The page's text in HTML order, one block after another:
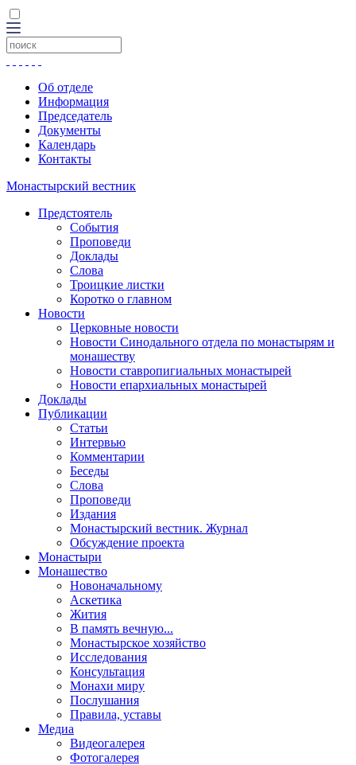
Об отделе
Информация
Председатель
Документы
Календарь
Контакты
Монастырский вестник
Предстоятель
События
Проповеди
Доклады
Слова
Троицкие листки
Коротко о главном
Новости
Церковные новости
Новости Синодального отдела по монастырям и
монашеству
Новости ставропигиальных монастырей
Новости епархиальных монастырей
Доклады
Публикации
Статьи
Интервью
Комментарии
Беседы
Слова
Проповеди
Издания
Монастырский вестник. Журнал
Обсуждение проекта
Монастыри
Монашество
Новоначальному
Аскетика
Жития
В память вечную...
Монастырское хозяйство
Исследования
Консультация
Монахи миру
Послушания
Правила, уставы
Медиа
Видеогалерея
Фотогалерея